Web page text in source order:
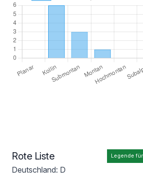
Legende
Rote Liste
Deutschland: D